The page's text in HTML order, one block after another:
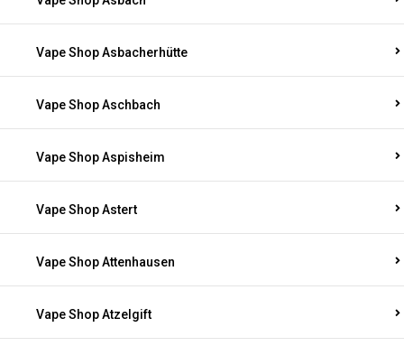
Vape Shop Asbacherhütte
Vape Shop Aschbach
Vape Shop Aspisheim
Vape Shop Astert
Vape Shop Attenhausen
Vape Shop Atzelgift